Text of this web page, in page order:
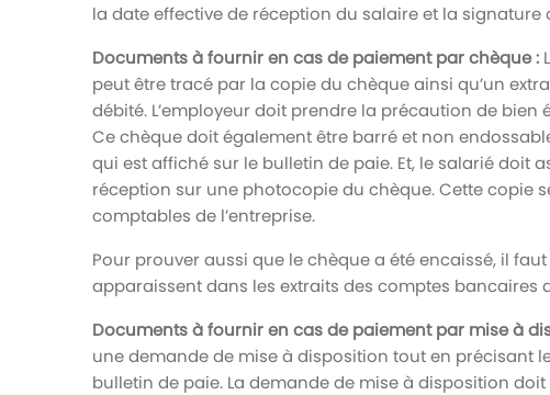
la date effective de réception du salaire et la signature
Documents à fournir en cas de paiement par chèque :
peut être tracé par la copie du chèque ainsi qu’un
débité. L’employeur doit prendre la précaution de
Ce chèque doit également être barré et non
qui est affiché sur le bulletin de paie. Et, le salarié doit
réception sur une photocopie du chèque. Cette copie
comptables de l’entreprise.
Pour prouver aussi que le chèque a été encaissé, il
apparaissent dans les extraits des comptes bancaires
Documents à fournir en cas de paiement par mise à
une demande de mise à disposition tout en précisant
bulletin de paie. La demande de mise à disposition